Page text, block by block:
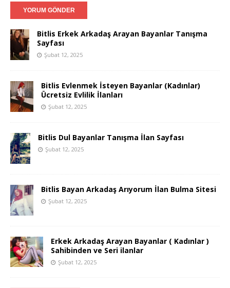
Bitlis Erkek Arkadaş Arayan Bayanlar Tanışma
Sayfası
Şubat 12, 2025
Bitlis Evlenmek İsteyen Bayanlar (Kadınlar)
Ücretsiz Evlilik İlanları
Şubat 12, 2025
Bitlis Dul Bayanlar Tanışma İlan Sayfası
Şubat 12, 2025
Bitlis Bayan Arkadaş Arıyorum İlan Bulma Sitesi
Şubat 12, 2025
Erkek Arkadaş Arayan Bayanlar ( Kadınlar )
Sahibinden ve Seri ilanlar
Şubat 12, 2025